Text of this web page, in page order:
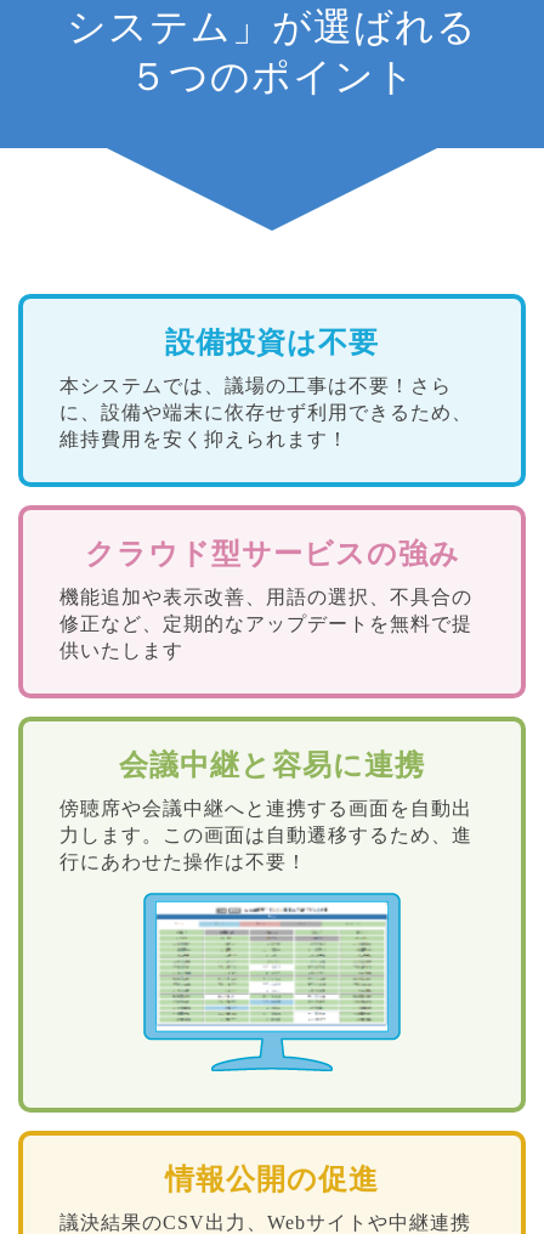
システム」が選ばれる
５つのポイント
設備投資は不要
本システムでは、議場の工事は不要！さら
に、設備や端末に依存せず利用できるため、
維持費用を安く抑えられます！
クラウド型サービスの強み
機能追加や表示改善、用語の選択、不具合の
修正など、定期的なアップデートを無料で提
供いたします
会議中継と容易に連携
傍聴席や会議中継へと連携する画面を自動出
力します。この画面は自動遷移するため、進
行にあわせた操作は不要！
情報公開の促進
議決結果のCSV出力、Webサイトや中継連携